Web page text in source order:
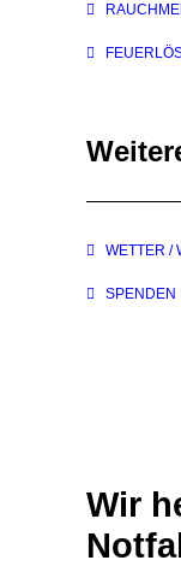
WETTER /
SPENDEN
Wir